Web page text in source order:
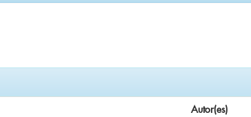
Autor(es)